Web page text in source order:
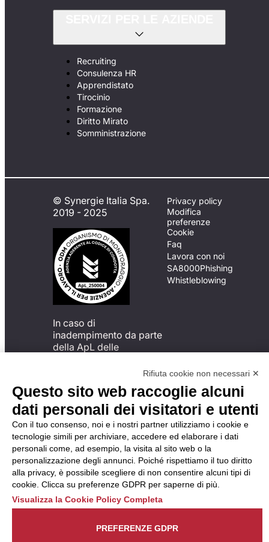
Recruiting
Consulenza HR
Apprendistato
Tirocinio
Formazione
Diritto Mirato
Somministrazione
© Synergie Italia Spa.
2019 - 2025
In caso di
inadempimento da parte
della ApL delle
del Codice di Condotta, è
possibile presentare un
reclamo
all’Organismo di
Monitoraggio utilizzando
una delle modalità
descritte al seguente
indirizzo web
https://odm-
agenzielavoro.it/reclami/ .
Privacy policy
Modifica
preferenze
Cookie
Faq
Lavora con noi
SA8000Phishing
Whistleblowing
Rifiuta cookie non necessari ✕
Questo sito web raccoglie alcuni
dati personali dei visitatori e utenti
Con il tuo consenso, noi e i nostri partner utilizziamo i cookie e
tecnologie simili per archiviare, accedere ed elaborare i dati
personali come, ad esempio, la visita al sito web o la
personalizzazione degli annunci. Poiché rispettiamo il tuo diritto
alla privacy, è possibile scegliere di non consentire alcuni tipi di
cookie. Clicca su preferenze GDPR per saperne di più.
Visualizza la Cookie Policy Completa
PREFERENZE GDPR